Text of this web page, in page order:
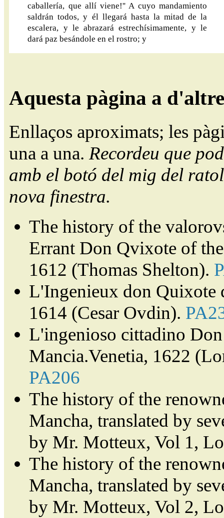
caballería, que allí viene!'' A cuyo mandamiento
saldrán todos, y él llegará hasta la mitad de la
escalera, y le abrazará estrechísimamente, y le
dará paz besándole en el rostro; y
Aquesta pàgina a
Enllaços aproximats; les
una a una. Recordeu que
amb el botó del mig del
nova finestra.
The history of the
Errant Don Qvixote of
1612 (Thomas Shelton).
L'Ingenieux don Quixote
1614 (Cesar Ovdin).
L'ingenioso cittadino
Mancia.Venetia, 1622
PA206
The history of the
Mancha, translated by
by Mr. Motteux, Vol 1,
The history of the
Mancha, translated by
by Mr. Motteux, Vol 2,